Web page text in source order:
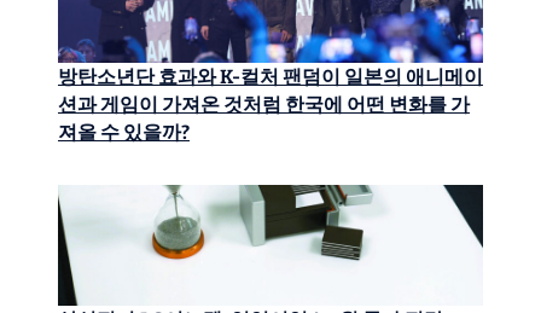
방탄소년단 효과와 K-컬처 팬덤이 일본의 애니메이
션과 게임이 가져온 것처럼 한국에 어떤 변화를 가
져올 수 있을까?